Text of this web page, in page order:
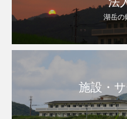
湖岳の
施設・